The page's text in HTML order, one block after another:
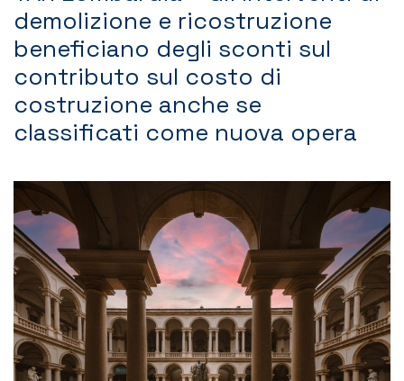
Contatti
demolizione e ricostruzione
beneficiano degli sconti sul
contributo sul costo di
costruzione anche se
classificati come nuova opera